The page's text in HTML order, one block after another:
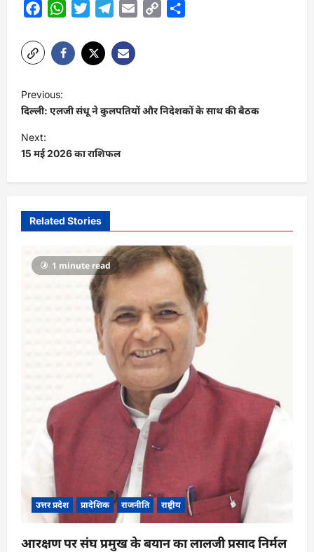
FacebookWhatsAppTwitterTelegram
Email
Copy
P
o
s
t
v
Previous:
दिल्ली: एलजी संधू ने कुलपतियों और निदेशकों के साथ की बैठक
Next:
15 मई 2026 का राशिफल
Related Stories
1 minute read
उत्तर प्रदेश प्रादेशिक राजनीति राष्ट्रीय
आरक्षण पर संघ प्रमुख के बयान का लालजी प्रसाद निर्मल